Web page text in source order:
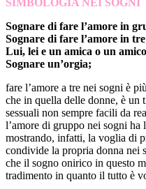
SIMBOLOGIA NEI SOGNI
Sognare di fare l’amore in
Sognare di fare l’amore in
Lui, lei e un amica o un
Sognare un’orgia;
fare l’amore a tre nei sogni è
che in quella delle donne, è un
sessuali non sempre facili da
l’amore di gruppo nei sogni ha
mostrando, infatti, la voglia di
condivide la propria donna nei
che il sogno onirico in questo
tradimento in quanto il tutto è